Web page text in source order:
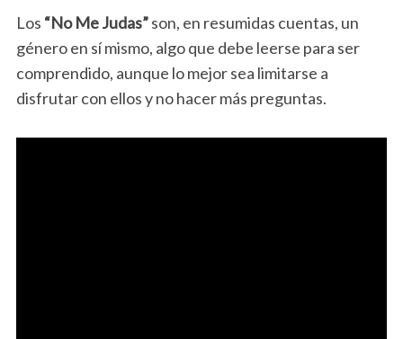
Los “No Me Judas”son, en resumidas cuentas, un
género en sí mismo, algo que debe leerse para ser
comprendido, aunque lo mejor sea limitarse a
disfrutar con ellos y no hacer más preguntas.